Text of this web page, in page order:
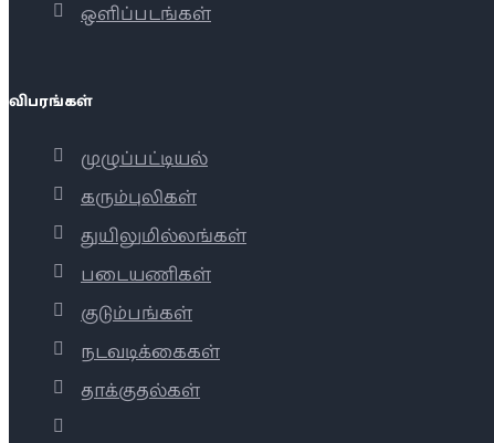
ஒளிப்படங்கள்
விபரங்கள்
முழுப்பட்டியல்
கரும்புலிகள்
துயிலுமில்லங்கள்
படையணிகள்
குடும்பங்கள்
நடவடிக்கைகள்
தாக்குதல்கள்